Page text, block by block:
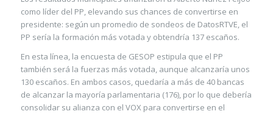
como líder del PP, elevando sus chances de convertirse en
presidente: según un promedio de sondeos de DatosRTVE, el
PP sería la formación más votada y obtendría 137 escaños.
En esta línea, la encuesta de GESOP estipula que el PP
también será la fuerzas más votada, aunque alcanzaría unos
130 escaños. En ambos casos, quedaría a más de 40 bancas
de alcanzar la mayoría parlamentaria (176), por lo que debería
consolidar su alianza con el VOX para convertirse en el